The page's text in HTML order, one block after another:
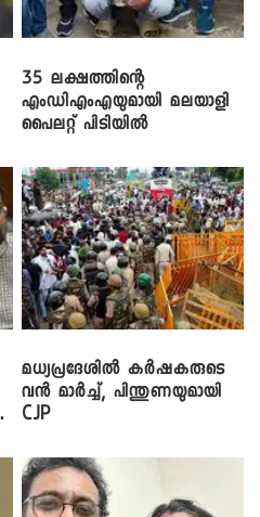
35 ലക്ഷത്തിന്റെ
എംഡിഎംഎയുമായി മലയാളി
പൈലറ്റ് പിടിയിൽ
മധ്യപ്രദേശിൽ കർഷകരുടെ
വൻ മാർച്ച്, പിന്തുണയുമായി
CJP